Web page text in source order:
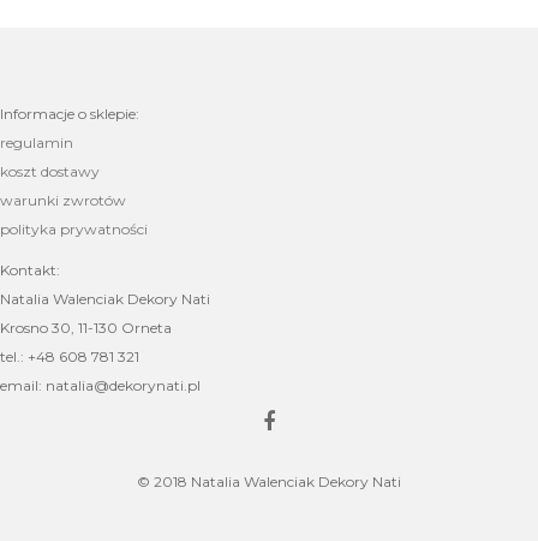
Informacje o sklepie:
regulamin
koszt dostawy
warunki zwrotów
polityka prywatności
Kontakt:
Natalia Walenciak Dekory Nati
Krosno 30, 11-130 Orneta
tel.: +48 608 781 321
email: natalia@dekorynati.pl
© 2018 Natalia Walenciak Dekory Nati